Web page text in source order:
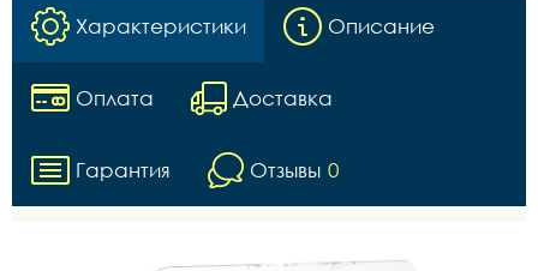
Характеристики Описание
Оплата Доставка
Гарантия Отзывы 0